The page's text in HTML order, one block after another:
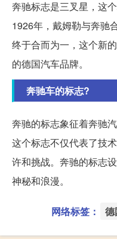
奔驰标志是三叉星，这
1926年，戴姆勒与奔驰
终于合而为一，这个新
的德国汽车品牌。
奔驰车的标志?
奔驰的标志象征着奔驰
这个标志不仅代表了技
许和挑战。奔驰的标志
神秘和浪漫。
网络标签： 德